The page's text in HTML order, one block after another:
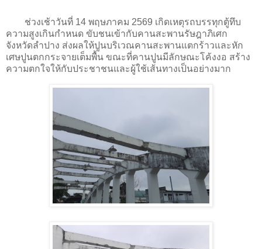
ช่วงเช้าวันที่ 14 พฤษภาคม 2569 เกิดเหตุรถบรรทุกตู้ทึบ
ความสูงเกินกำหนด ขับชนเข้ากับคานสะพานรัษฎาภิเศก
จังหวัดลำปาง ส่งผลให้ปูนบริเวณคานสะพานแตกร้าวและหัก
เศษปูนตกกระจายเต็มพื้น ขณะที่คานปูนมีลักษณะโค้งงอ สร้าง
ความตกใจให้กับประชาชนและผู้ใช้เส้นทางเป็นอย่างมาก